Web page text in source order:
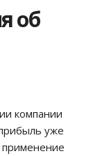
об
компании
уже
применение